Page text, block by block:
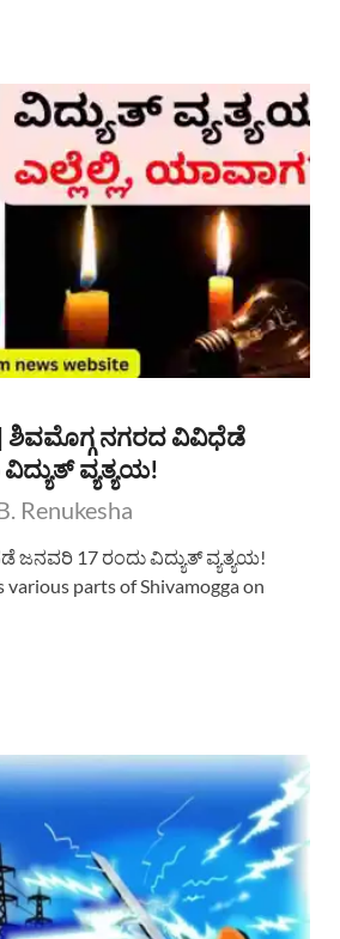
| ಶಿವಮೊಗ್ಗ ನಗರದ ವಿವಿಧೆಡೆ
ವ್ಯತ್ಯಯ!
Renukesha
ಜನವರಿ 17 ರಂದು ವಿದ್ಯುತ್ ವ್ಯತ್ಯಯ!
various parts of Shivamogga on